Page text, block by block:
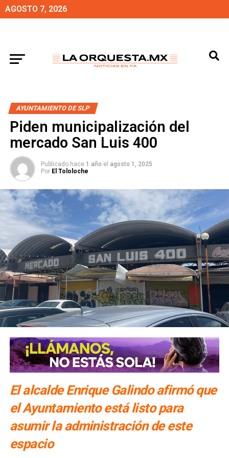
AGOSTO 7, 2026
AYUNTAMIENTO DE SLP
Piden municipalización del
mercado San Luis 400
Publicado hace 1 año el agosto 1, 2025
Por El Tololoche
El alcalde Enrique Galindo afirmó que
el Ayuntamiento está listo para
asumir la administración de este
espacio